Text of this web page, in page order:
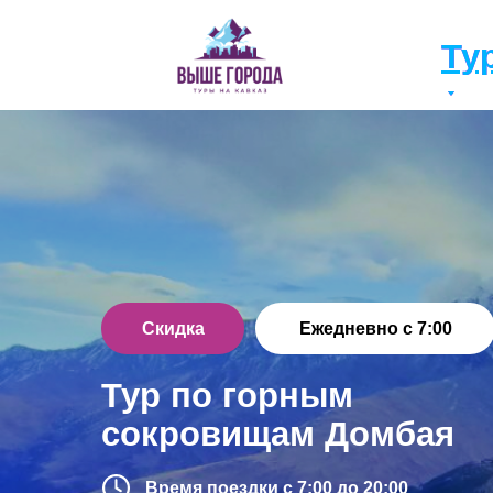
Тур по горным
сокровищам Домбая
Скидка Ежедневно с 7:00
Время поездки с 7:00 до 20:00